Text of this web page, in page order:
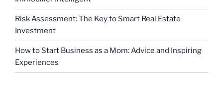
Risk Assessment: The Key to Smart Real Estate
Investment
How to Start Business as a Mom: Advice and Inspiring
Experiences